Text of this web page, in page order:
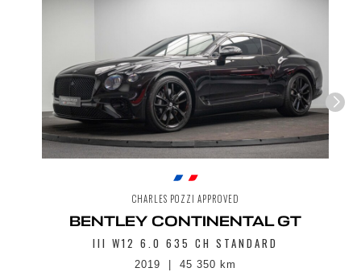
CHARLES POZZI APPROVED
BENTLEY CONTINENTAL GT
III W12 6.0 635 CH STANDARD
2019 45 350 km